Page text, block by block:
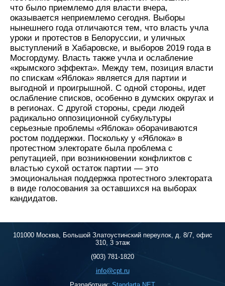
что было приемлемо для власти вчера,
оказывается неприемлемо сегодня. Выборы
нынешнего года отличаются тем, что власть учла
уроки и протестов в Белоруссии, и уличных
выступлений в Хабаровске, и выборов 2019 года в
Мосгордуму. Власть также учла и ослабление
«крымского эффекта». Между тем, позиция власти
по спискам «Яблока» является для партии и
выгодной и проигрышной. С одной стороны, идет
ослабление списков, особенно в думских округах и
в регионах. С другой стороны, среди людей
радикально оппозиционной субкультуры
серьезные проблемы «Яблока» оборачиваются
ростом поддержки. Поскольку у «Яблока» в
протестном электорате была проблема с
репутацией, при возникновении конфликтов с
властью сухой остаток партии — это
эмоциональная поддержка протестного электората
в виде голосования за оставшихся на выборах
кандидатов.
101000 Москва, Большой Златоустинский переулок, д. 8/7, офис
310, 3 этаж
(903) 781-1820
info@cpt.ru